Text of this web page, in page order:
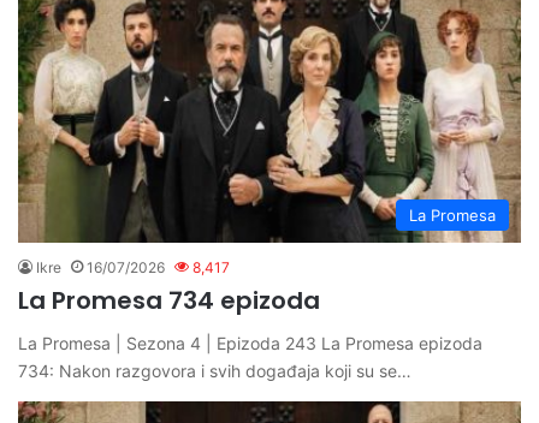
La Promesa
Ikre 16/07/2026 8,417
La Promesa 734 epizoda
La Promesa | Sezona 4 | Epizoda 243 La Promesa epizoda
734: Nakon razgovora i svih događaja koji su se…